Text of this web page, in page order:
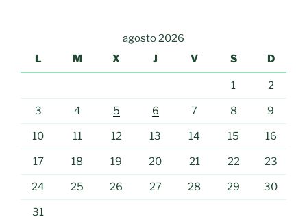
agosto 2026
L
M X J V S D
1 2
3 4 5 6 7 8 9
10 11 12 13 14 15 16
17 18 19 20 21 22 23
24 25 26 27 28 29 30
31